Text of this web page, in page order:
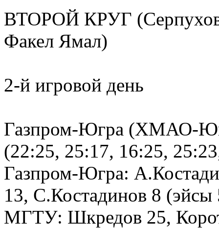
ВТОРОЙ КРУГ (Серпухов
Факел Ямал)
2-й игровой день
Газпром-Югра (ХМАО-
(22:25, 25:17, 16:25,
Газпром-Югра:
13, С.Костадинов 8
МГТУ: Шкредов 25,